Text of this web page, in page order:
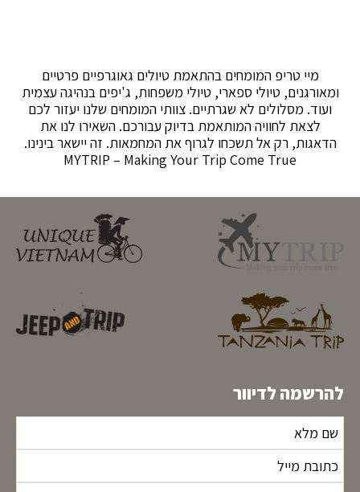
מיי טריפ המומחים בהתאמת טיולים גאוגרפיים פרטיים
ומאורגנים, טיולי ספארי, טיולי משפחות, ג'יפים בנהיגה עצמית
ועוד. מסלולים לא שגרתיים. צוותי המומחים שלנו יעזור לכם
לצאת לחוויה המותאמת בדיוק עבורכם. השאירו לנו את
הדאגות, רק אל תשכחו לגרוף את המחמאות. זה יישאר בינינו.
MYTRIP – Making Your Trip Come True
להרשמה לדיוור